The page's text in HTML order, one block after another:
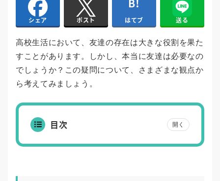
シェア ポスト はてブ 送る
高校生活において、友達の存在は大きな役割を果た
すことがあります。しかし、本当に友達は必要なの
でしょうか？この疑問について、さまざまな観点か
ら考えてみましょう。
目次 開く